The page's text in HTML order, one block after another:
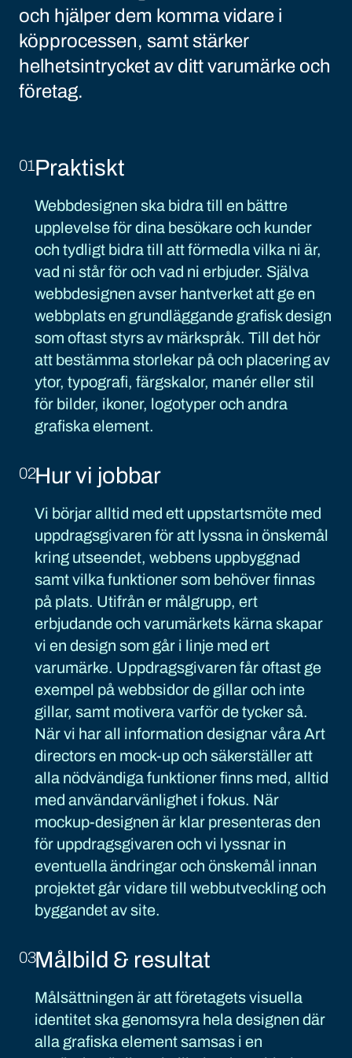
och hjälper dem komma vidare i
köpprocessen, samt stärker
helhetsintrycket av ditt varumärke och
företag.
01 Praktiskt
Webbdesignen ska bidra till en bättre
upplevelse för dina besökare och kunder
och tydligt bidra till att förmedla vilka ni är,
vad ni står för och vad ni erbjuder. Själva
webbdesignen avser hantverket att ge en
webbplats en grundläggande grafisk design
som oftast styrs av märkspråk. Till det hör
att bestämma storlekar på och placering av
ytor, typografi, färgskalor, manér eller stil
för bilder, ikoner, logotyper och andra
grafiska element.
02Hur vi jobbar
Vi börjar alltid med ett uppstartsmöte med
uppdragsgivaren för att lyssna in önskemål
kring utseendet, webbens uppbyggnad
samt vilka funktioner som behöver finnas
på plats. Utifrån er målgrupp, ert
erbjudande och varumärkets kärna skapar
vi en design som går i linje med ert
varumärke. Uppdragsgivaren får oftast ge
exempel på webbsidor de gillar och inte
gillar, samt motivera varför de tycker så.
När vi har all information designar våra Art
directors en mock-up och säkerställer att
alla nödvändiga funktioner finns med, alltid
med användarvänlighet i fokus. När
mockup-designen är klar presenteras den
för uppdragsgivaren och vi lyssnar in
eventuella ändringar och önskemål innan
projektet går vidare till webbutveckling och
byggandet av site.
03Målbild & resultat
Målsättningen är att företagets visuella
identitet ska genomsyra hela designen där
alla grafiska element samsas i en